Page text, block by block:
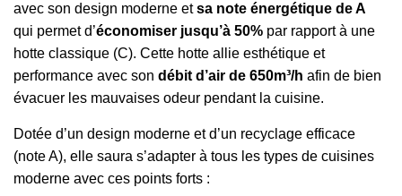
avec son design moderne etsa note énergétique de A
qui permet d’économiser jusqu’à 50% par rapport à une
hotte classique (C). Cette hotte allie esthétique et
performance avec sondébit d’air de 650m³/h afin de bien
évacuer les mauvaises odeur pendant la cuisine.
Dotée d’un design moderne et d’un recyclage efficace
(note A), elle saura s’adapter à tous les types de cuisines
moderne avec ces points forts :